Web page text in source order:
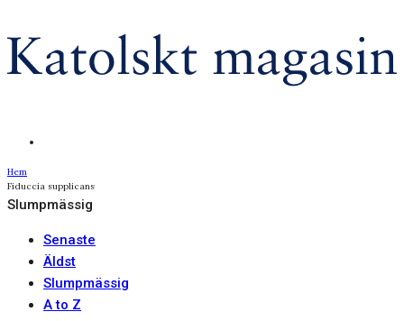
Hem
Fiduccia supplicans
Slumpmässig
Senaste
Äldst
Slumpmässig
A to Z